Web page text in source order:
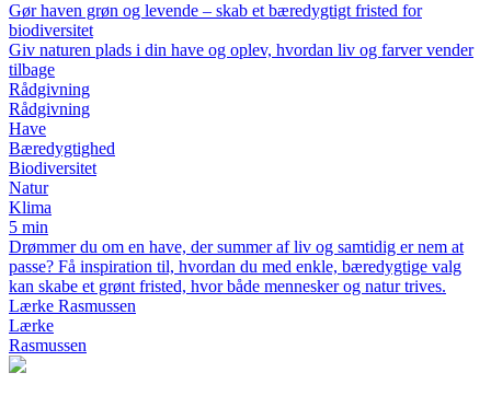
Gør haven grøn og levende – skab et bæredygtigt fristed for
biodiversitet
Giv naturen plads i din have og oplev, hvordan liv og farver vender
tilbage
Rådgivning
Rådgivning
Have
Bæredygtighed
Biodiversitet
Natur
Klima
5 min
Drømmer du om en have, der summer af liv og samtidig er nem at
passe? Få inspiration til, hvordan du med enkle, bæredygtige valg
kan skabe et grønt fristed, hvor både mennesker og natur trives.
Lærke Rasmussen
Lærke
Rasmussen